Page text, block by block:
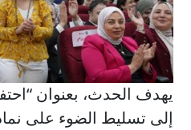
يهدف الحدث، بعنوان
إلى تسليط الضوء على